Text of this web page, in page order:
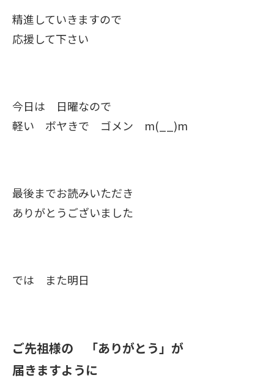
精進していきますので
応援して下さい
今日は 日曜なので
軽い ボヤきで ゴメン m(__)m
最後までお読みいただき
ありがとうございました
では また明日
ご先祖様の 「ありがとう」が
届きますように